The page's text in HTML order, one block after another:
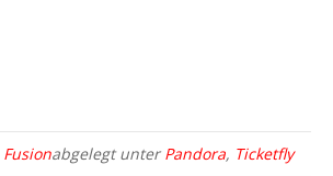
abgelegt unterPandora, Ticketfly